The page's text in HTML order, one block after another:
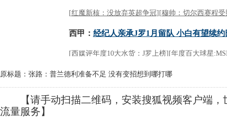
原标题：张路：普兰德利准备不足 没有变招想到哪打哪
【请手动扫描二维码，安装搜狐视频客户端，
流量服务】